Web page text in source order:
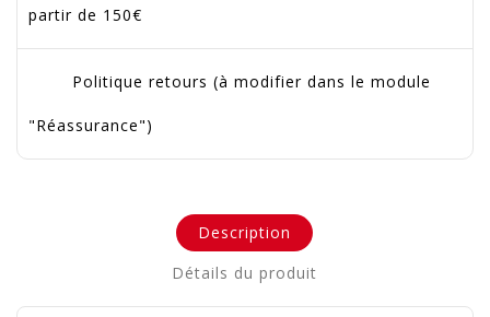
partir de 150€
Politique retours (à modifier dans le module
"Réassurance")
Description
Détails du produit